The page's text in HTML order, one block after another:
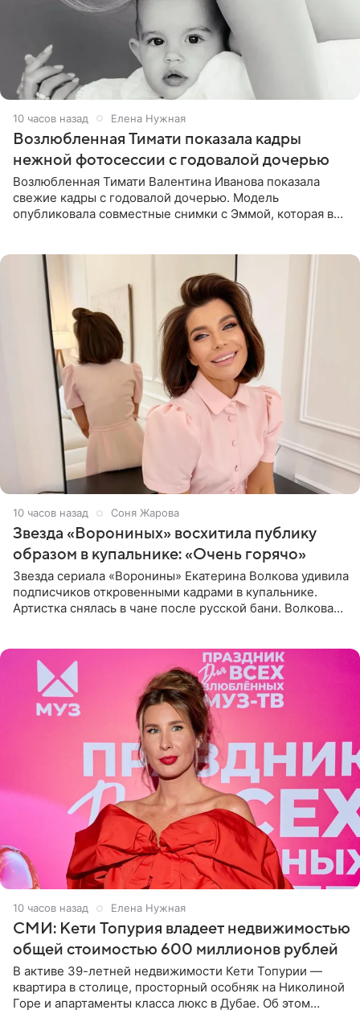
10 часов назад Елена Нужная
Возлюбленная Тимати показала кадры
нежной фотосессии с годовалой дочерью
Возлюбленная Тимати Валентина Иванова показала
свежие кадры с годовалой дочерью. Модель
опубликовала совместные снимки с Эммой, которая в
10 часов назад Соня Жарова
Звезда «Ворониных» восхитила публику
образом в купальнике: «Очень горячо»
Звезда сериала «Воронины» Екатерина Волкова удивила
подписчиков откровенными кадрами в купальнике.
Артистка снялась в чане после русской бани. Волкова
10 часов назад Елена Нужная
СМИ: Кети Топурия владеет недвижимостью
общей стоимостью 600 миллионов рублей
В активе 39-летней недвижимости Кети Топурии —
квартира в столице, просторный особняк на Николиной
Горе и апартаменты класса люкс в Дубае. Об этом